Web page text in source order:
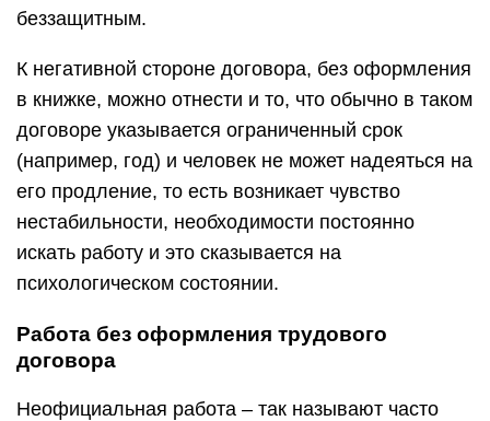
беззащитным.
К негативной стороне договора, без оформления
в книжке, можно отнести и то, что обычно в таком
договоре указывается ограниченный срок
(например, год) и человек не может надеяться на
его продление, то есть возникает чувство
нестабильности, необходимости постоянно
искать работу и это сказывается на
психологическом состоянии.
Работа без оформления трудового
договора
Неофициальная работа – так называют часто